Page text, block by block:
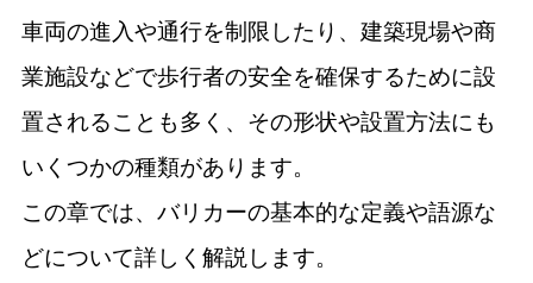
車両の進入や通行を制限したり、建築現場や商
業施設などで歩行者の安全を確保するために設
置されることも多く、その形状や設置方法にも
いくつかの種類があります。
この章では、バリカーの基本的な定義や語源な
どについて詳しく解説します。